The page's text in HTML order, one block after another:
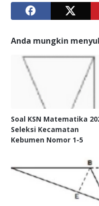
Anda mungkin
Soal KSN Matematika
Seleksi Kecamatan
Kebumen Nomor 1-5